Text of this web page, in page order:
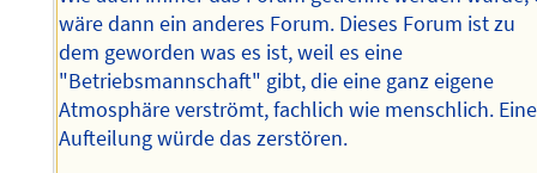
wäre dann ein anderes Forum. Dieses Forum ist zu
dem geworden was es ist, weil es eine
"Betriebsmannschaft" gibt, die eine ganz eigene
Atmosphäre verströmt, fachlich wie menschlich. Eine
Aufteilung würde das zerstören.